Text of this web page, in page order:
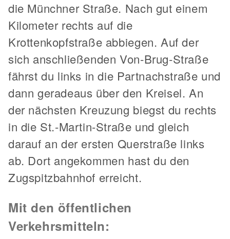
die Münchner Straße. Nach gut einem
Kilometer rechts auf die
Krottenkopfstraße abbiegen. Auf der
sich anschließenden Von-Brug-Straße
fährst du links in die Partnachstraße und
dann geradeaus über den Kreisel. An
der nächsten Kreuzung biegst du rechts
in die St.-Martin-Straße und gleich
darauf an der ersten Querstraße links
ab. Dort angekommen hast du den
Zugspitzbahnhof erreicht.
Mit den öffentlichen
Verkehrsmitteln: